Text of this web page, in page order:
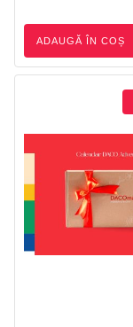
ADAUGĂ ÎN COȘ